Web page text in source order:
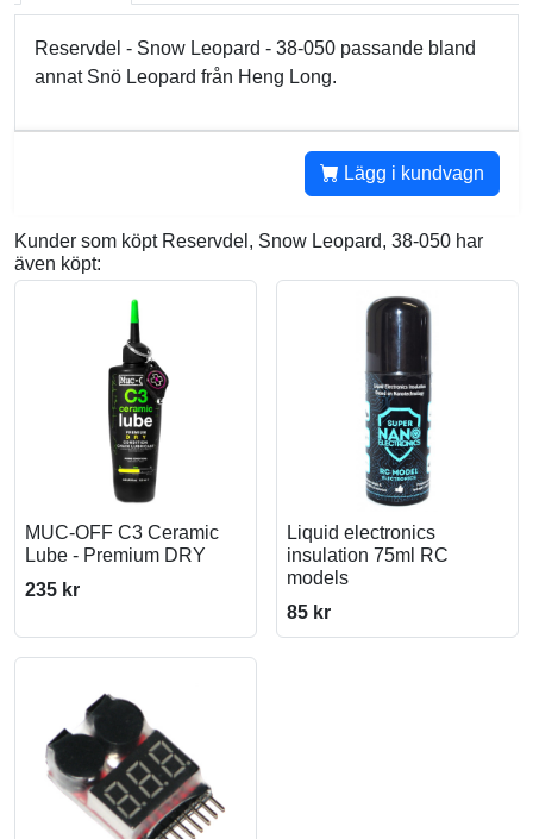
Reservdel - Snow Leopard - 38-050 passande bland
annat Snö Leopard från Heng Long.
Lägg i kundvagn
Kunder som köpt Reservdel, Snow Leopard, 38-050 har
även köpt:
MUC-OFF C3 Ceramic
Lube - Premium DRY
235 kr
Liquid electronics
insulation 75ml RC
models
85 kr